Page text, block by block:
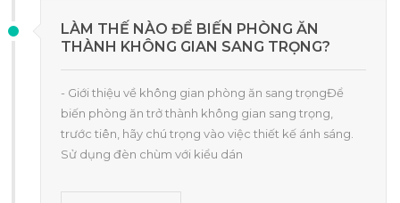
LÀM THẾ NÀO ĐỂ BIẾN PHÒNG ĂN
THÀNH KHÔNG GIAN SANG TRỌNG?
- Giới thiệu về không gian phòng ăn sang trọngĐể
biến phòng ăn trở thành không gian sang trọng,
trước tiên, hãy chú trọng vào việc thiết kế ánh sáng.
Sử dụng đèn chùm với kiểu dán